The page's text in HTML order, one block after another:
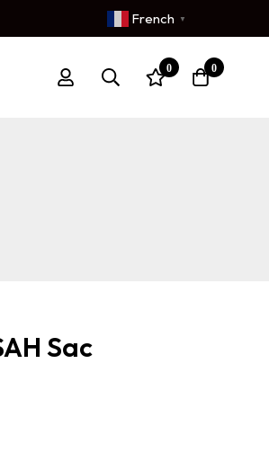
French ▼
0 0
Sac